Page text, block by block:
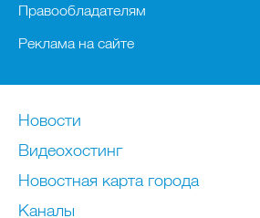
Правообладателям
Реклама на сайте
Новости
Видеохостинг
Новостная карта города
Каналы